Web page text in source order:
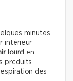
minutes
intérieur
lourd en
produits
des